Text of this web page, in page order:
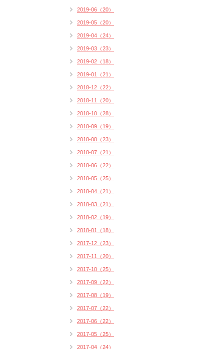
2019-06（20）
2019-05（20）
2019-04（24）
2019-03（23）
2019-02（18）
2019-01（21）
2018-12（22）
2018-11（20）
2018-10（28）
2018-09（19）
2018-08（23）
2018-07（21）
2018-06（22）
2018-05（25）
2018-04（21）
2018-03（21）
2018-02（19）
2018-01（18）
2017-12（23）
2017-11（20）
2017-10（25）
2017-09（22）
2017-08（19）
2017-07（22）
2017-06（22）
2017-05（25）
2017-04（24）